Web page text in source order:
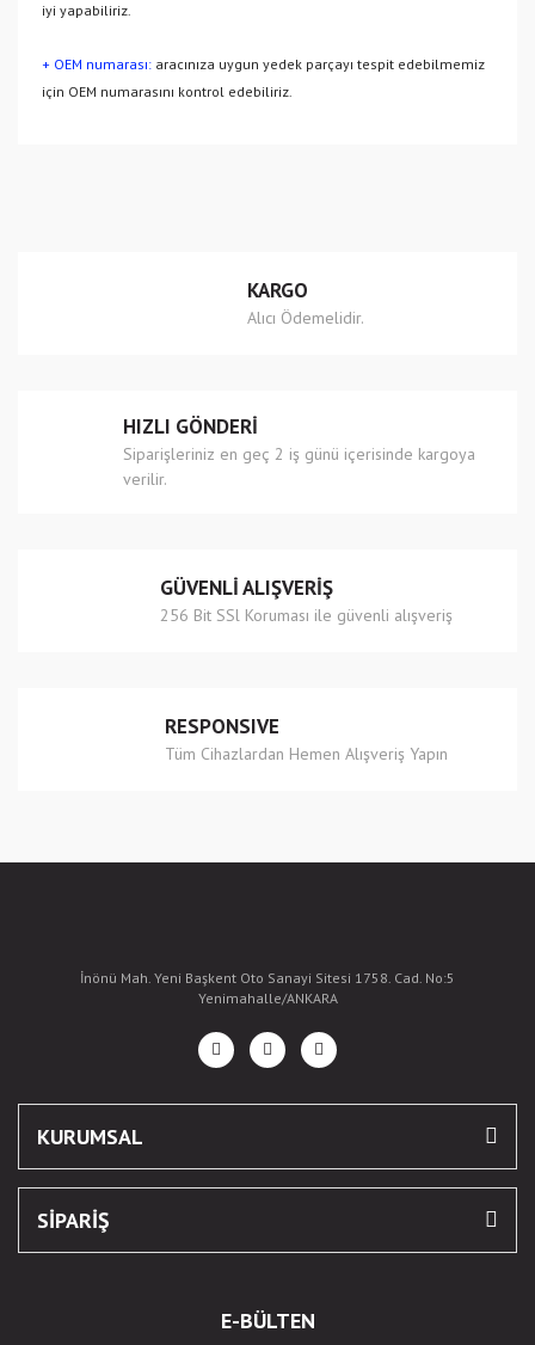
iyi yapabiliriz.
+ OEM numarası: aracınıza uygun yedek parçayı tespit edebilmemiz
için OEM numarasını kontrol edebiliriz.
Ürün açıklamasında eksik bilgiler bulunuyor.
Bu ürüne benzer farklı alternatifler olmalı.
Gönder
KARGO
Alıcı Ödemelidir.
HIZLI GÖNDERİ
Siparişleriniz en geç 2 iş günü içerisinde kargoya
verilir.
GÜVENLİ ALIŞVERİŞ
256 Bit SSl Koruması ile güvenli alışveriş
RESPONSIVE
Tüm Cihazlardan Hemen Alışveriş Yapın
İnönü Mah. Yeni Başkent Oto Sanayi Sitesi 1758. Cad. No:5
Yenimahalle/ANKARA
KURUMSAL
SİPARİŞ
E-BÜLTEN